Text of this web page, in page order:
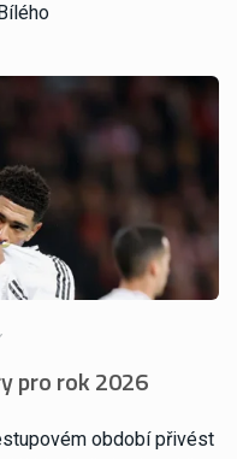
pro rok 2026
období přivést